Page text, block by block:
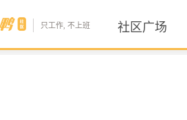
只工作, 不上班 社区广场